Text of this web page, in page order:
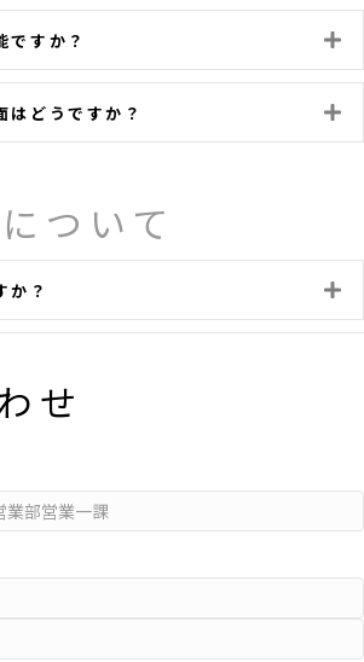
ですか？
はどうですか？
ついて
か？
せ